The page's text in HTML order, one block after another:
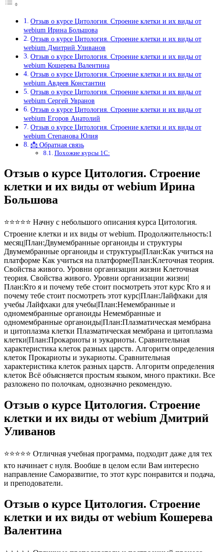
Отзыв о курсе Цитология. Строение клетки и их виды от
webium Ирина Большова
Отзыв о курсе Цитология. Строение клетки и их виды от
webium Дмитрий Уливанов
Отзыв о курсе Цитология. Строение клетки и их виды от
webium Кошерева Валентина
Отзыв о курсе Цитология. Строение клетки и их виды от
webium Авдеев Константин
Отзыв о курсе Цитология. Строение клетки и их виды от
webium Сергей Увранов
Отзыв о курсе Цитология. Строение клетки и их виды от
webium Егоров Анатолий
Отзыв о курсе Цитология. Строение клетки и их виды от
webium Степанова Юлия
📩 Обратная связь
Похожие курсы 1С:
Отзыв о курсе Цитология. Строение
клетки и их виды от webium Ирина
Большова
⭐⭐⭐⭐⭐ Начну с небольшого описания курса Цитология.
Строение клетки и их виды от webium. Продолжительность:1
месяц|План:Двумембранные органоиды и структуры
Двумембранные органоиды и структуры|План:Как учиться на
платформе Как учиться на платформе|План:Клеточная теория.
Свойства живого. Уровни организации жизни Клеточная
теория. Свойства живого. Уровни организации жизни|
План:Кто я и почему тебе стоит посмотреть этот курс Кто я и
почему тебе стоит посмотреть этот курс|План:Лайфхаки для
учебы Лайфхаки для учебы|План:Немембранные и
одномембранные органоиды Немембранные и
одномембранные органоиды|План:Плазматическая мембрана
и цитоплазма клетки Плазматическая мембрана и цитоплазма
клетки|План:Прокариоты и эукариоты. Сравнительная
характеристика клеток разных царств. Алгоритм определения
клеток Прокариоты и эукариоты. Сравнительная
характеристика клеток разных царств. Алгоритм определения
клеток Всё объясняется простым языком, много практики. Все
разложено по полочкам, однозначно рекомендую.
Отзыв о курсе Цитология. Строение
клетки и их виды от webium Дмитрий
Уливанов
⭐⭐⭐⭐⭐ Отличная учебная программа, подходит даже для тех
кто начинает с нуля. Вообше в целом если Вам интересно
направление Саморазвитие, то этот курс понравится и подача,
и преподователи.
Отзыв о курсе Цитология. Строение
клетки и их виды от webium Кошерева
Валентина